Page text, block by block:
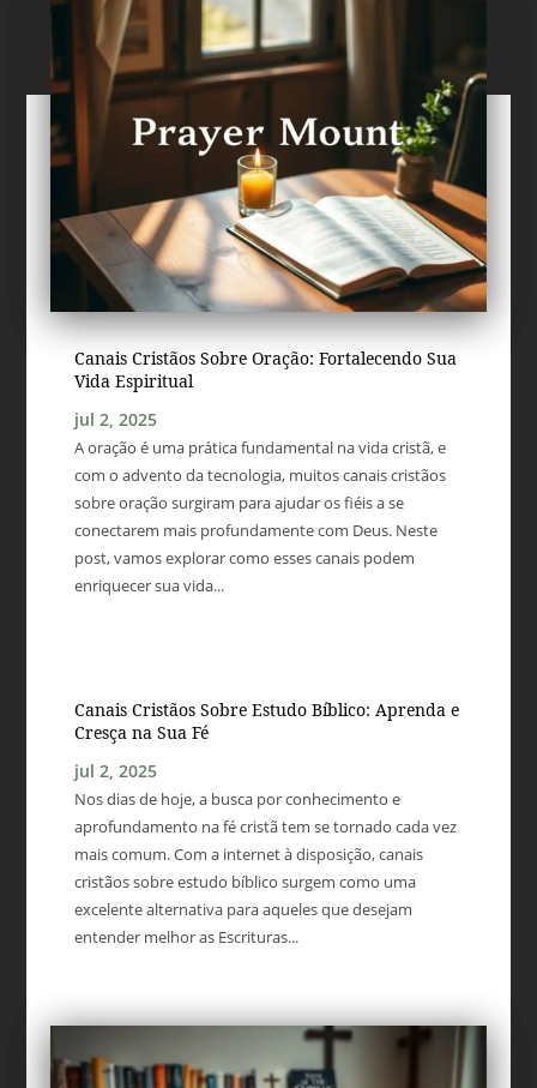
Canais Cristãos Sobre Oração: Fortalecendo Sua
Vida Espiritual
jul 2, 2025
A oração é uma prática fundamental na vida cristã, e
com o advento da tecnologia, muitos canais cristãos
sobre oração surgiram para ajudar os fiéis a se
conectarem mais profundamente com Deus. Neste
post, vamos explorar como esses canais podem
enriquecer sua vida...
Canais Cristãos Sobre Estudo Bíblico: Aprenda e
Cresça na Sua Fé
jul 2, 2025
Nos dias de hoje, a busca por conhecimento e
aprofundamento na fé cristã tem se tornado cada vez
mais comum. Com a internet à disposição, canais
cristãos sobre estudo bíblico surgem como uma
excelente alternativa para aqueles que desejam
entender melhor as Escrituras...